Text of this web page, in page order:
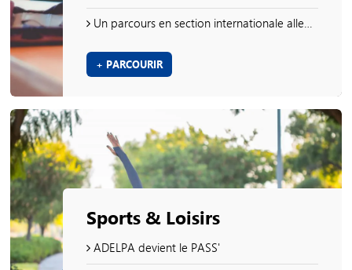
Un parcours en section internationale allemand
+ PARCOURIR
Sports & Loisirs
ADELPA devient le PASS'